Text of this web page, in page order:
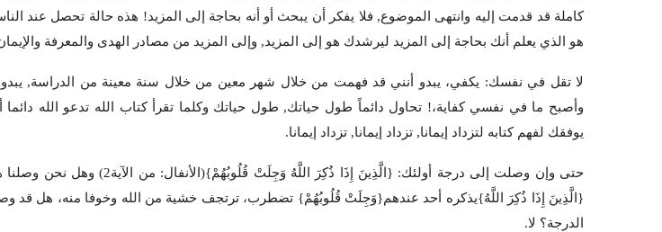
كاملة قد قدمت إليه وانتهى الموضوع, فلا يفكر أن يبحث أو أنه بحاجة إلى المزيد! هذه حالة تحصل عند
هو الذي يعلم أنك بحاجة إلى المزيد ليرشدك هو إلى المزيد, وإلى المزيد من مصادر الهدى والمعرفة
لا تقل في نفسك: يكفي، يبدو أنني قد فهمت من خلال شهر معين من خلال سنة معينة من الدراسة,
وأصبح ما في نفسي كفاية،! تحاول دائماً طول حياتك, طول حياتك وكلما تقرأ كتاب الله تدعو الله دائما
يوفقك لفهم كتابه لتزداد إيمانا, تزداد إيمانا, تزداد إيمانا.
حتى وإن وصلت إلى درجة أولئك: {الَّذِينَ إِذَا ذُكِرَ اللَّهُ وَجِلَتْ
{الَّذِينَ إِذَا ذُكِرَ اللَّهُ}يذكره أحد عندهم{وَجِلَتْ قُلُوبُهُمْ} تضطرب، ترتجف خشية من الله وخوفا منه، هل قد
الدرجة؟ لا.